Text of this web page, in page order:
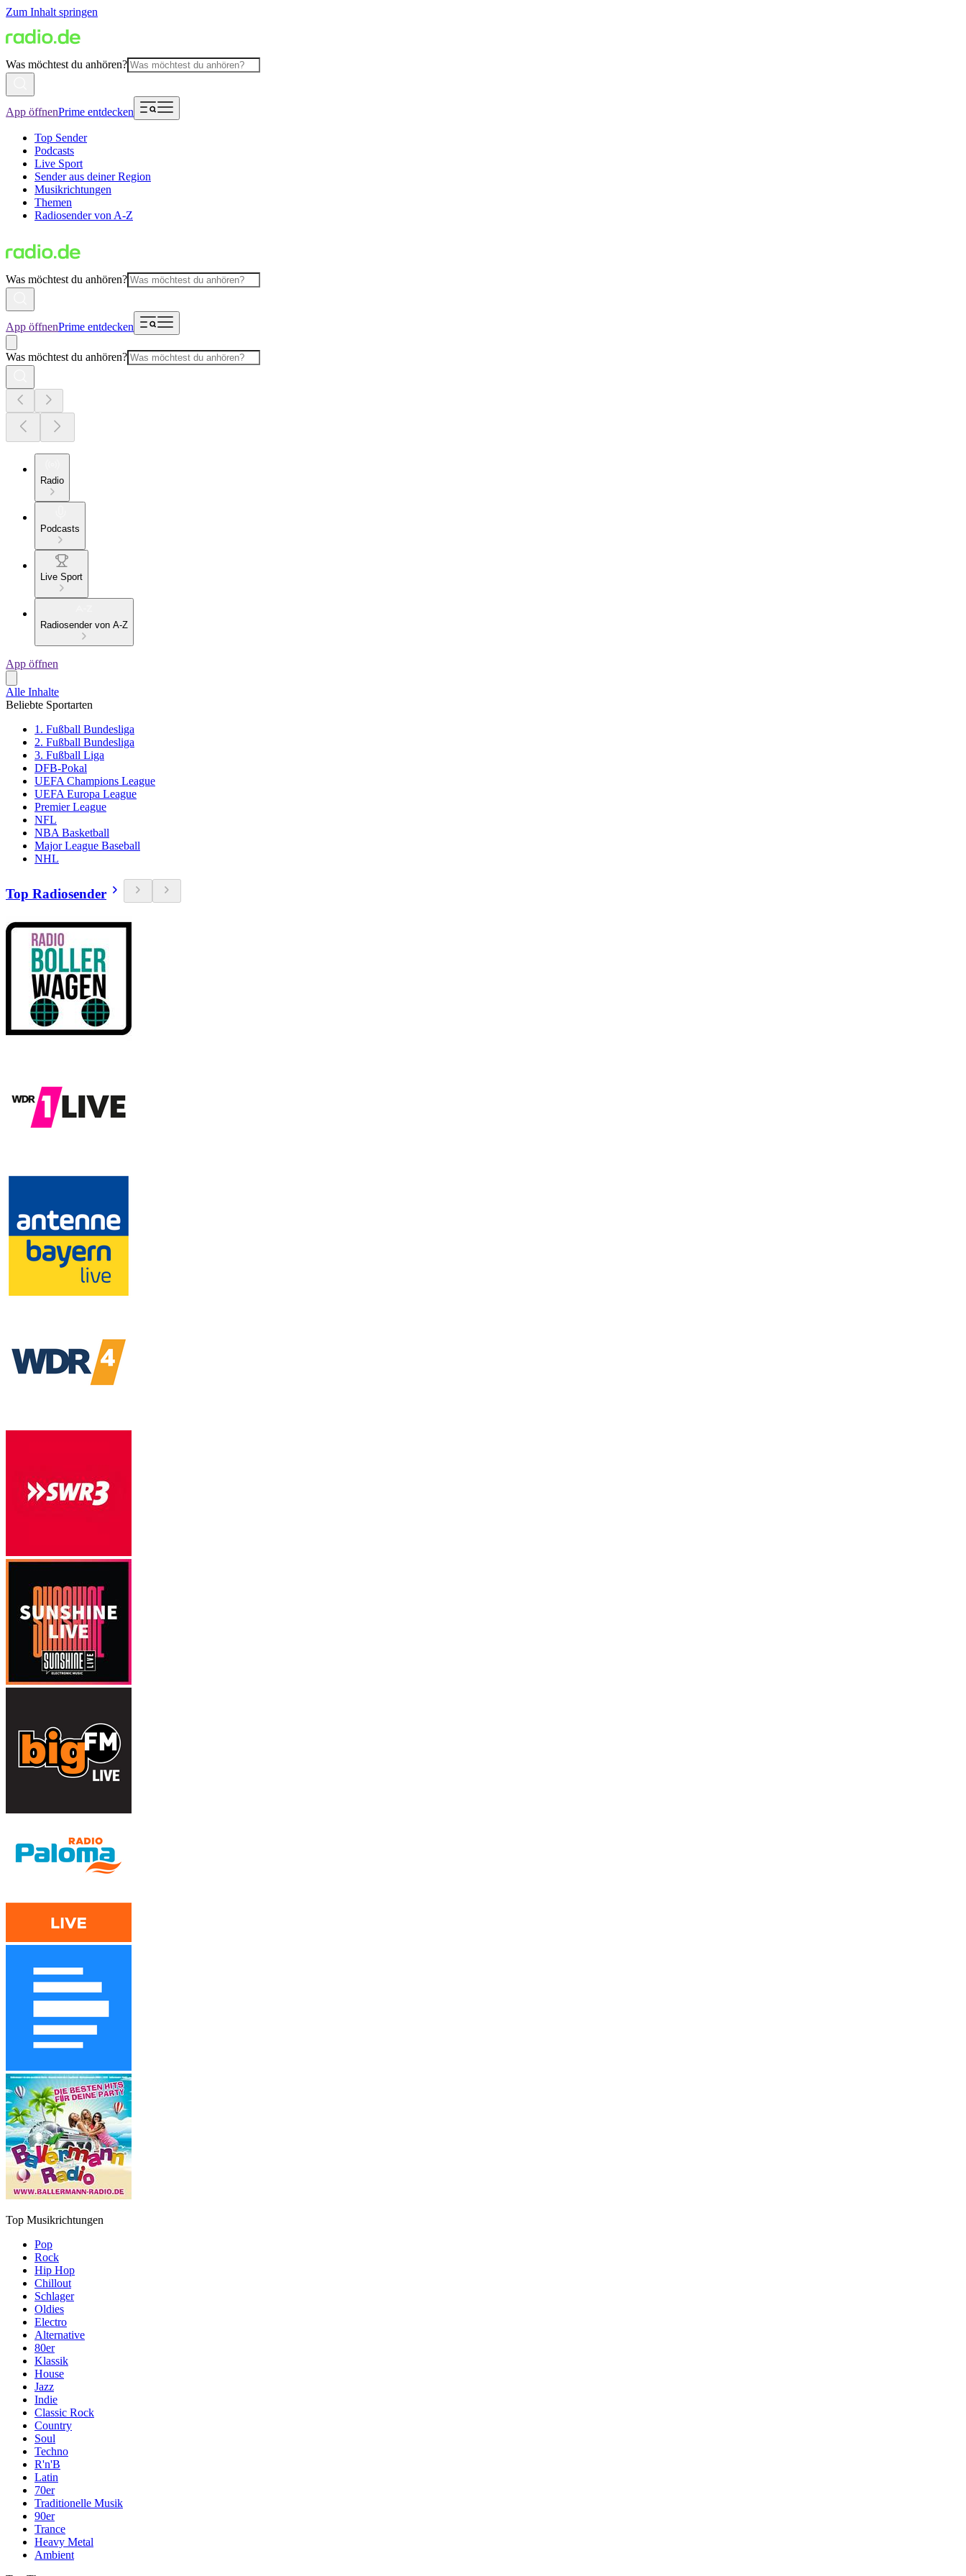
Zum Inhalt springen
Was möchtest du anhören?
App öffnenPrime entdecken
Top Sender
Podcasts
Live Sport
Sender aus deiner Region
Musikrichtungen
Themen
Radiosender von A-Z
Was möchtest du anhören?
App öffnenPrime entdecken
Was möchtest du anhören?
Radio
Podcasts
Live Sport
Radiosender von A-Z
App öffnen
Alle Inhalte
Beliebte Sportarten
1. Fußball Bundesliga
2. Fußball Bundesliga
3. Fußball Liga
DFB-Pokal
UEFA Champions League
UEFA Europa League
Premier League
NFL
NBA Basketball
Major League Baseball
NHL
Top Radiosender
Top Musikrichtungen
Pop
Rock
Hip Hop
Chillout
Schlager
Oldies
Electro
Alternative
80er
Klassik
House
Jazz
Indie
Classic Rock
Country
Soul
Techno
R'n'B
Latin
70er
Traditionelle Musik
90er
Trance
Heavy Metal
Ambient